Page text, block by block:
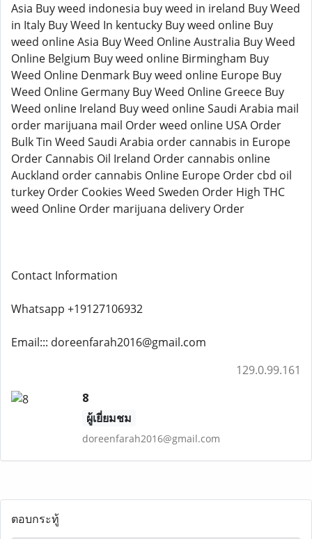
Asia Buy weed indonesia buy weed in ireland Buy Weed
in Italy Buy Weed In kentucky Buy weed online Buy
weed online Asia Buy Weed Online Australia Buy Weed
Online Belgium Buy weed online Birmingham Buy
Weed Online Denmark Buy weed online Europe Buy
Weed Online Germany Buy Weed Online Greece Buy
Weed online Ireland Buy weed online Saudi Arabia mail
order marijuana mail Order weed online USA Order
Bulk Tin Weed Saudi Arabia order cannabis in Europe
Order Cannabis Oil Ireland Order cannabis online
Auckland order cannabis Online Europe Order cbd oil
turkey Order Cookies Weed Sweden Order High THC
weed Online Order marijuana delivery Order
Contact Information
Whatsapp +19127106932
Email::: doreenfarah2016@gmail.com
129.0.99.161
8
ผู้เยี่ยมชม
doreenfarah2016@gmail.com
ตอบกระทู้